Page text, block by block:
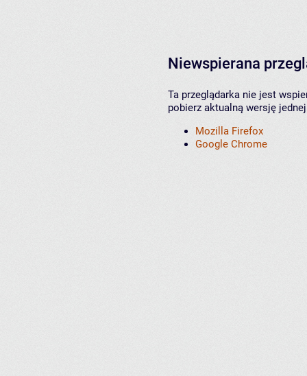
Niewspierana
Ta przeglądarka nie jest
pobierz aktualną wersję
Mozilla Firefox
Google Chrome